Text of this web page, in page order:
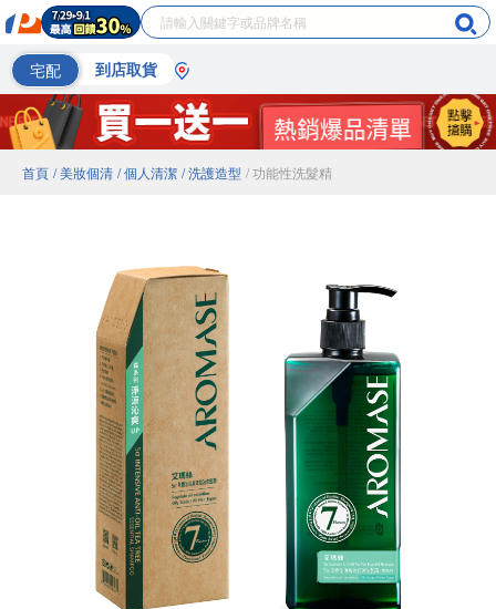
宅配 到店取貨
首頁 / 美妝個清 / 個人清潔 / 洗護造型 / 功能性洗髮精